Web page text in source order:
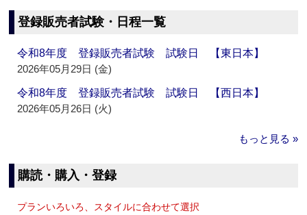
登録販売者試験・日程一覧
令和8年度 登録販売者試験 試験日 【東日本】
2026年05月29日 (金)
令和8年度 登録販売者試験 試験日 【西日本】
2026年05月26日 (火)
もっと見る »
購読・購入・登録
プランいろいろ、スタイルに合わせて選択